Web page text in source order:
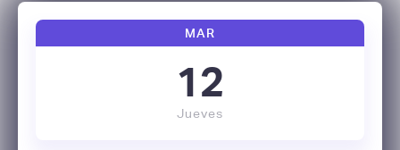
MAR
12
Jueves